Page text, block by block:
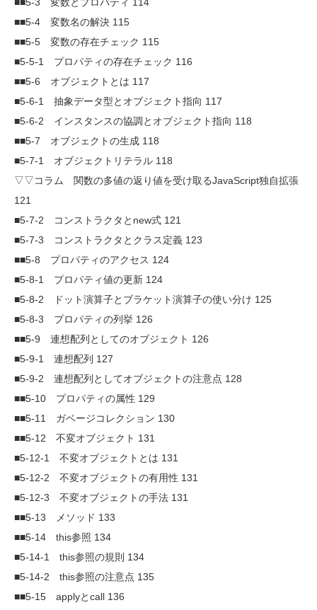
■■5-4 変数名の解決 115
■■5-5 変数の存在チェック 115
■5-5-1 プロパティの存在チェック 116
■■5-6 オブジェクトとは 117
■5-6-1 抽象データ型とオブジェクト指向 117
■5-6-2 インスタンスの協調とオブジェクト指向 118
■■5-7 オブジェクトの生成 118
■5-7-1 オブジェクトリテラル 118
▽▽コラム 関数の多値の返り値を受け取るJavaScript独自拡張
121
■5-7-2 コンストラクタとnew式 121
■5-7-3 コンストラクタとクラス定義 123
■■5-8 プロパティのアクセス 124
■5-8-1 プロパティ値の更新 124
■5-8-2 ドット演算子とブラケット演算子の使い分け 125
■5-8-3 プロパティの列挙 126
■■5-9 連想配列としてのオブジェクト 126
■5-9-1 連想配列 127
■5-9-2 連想配列としてオブジェクトの注意点 128
■■5-10 プロパティの属性 129
■■5-11 ガベージコレクション 130
■■5-12 不変オブジェクト 131
■5-12-1 不変オブジェクトとは 131
■5-12-2 不変オブジェクトの有用性 131
■5-12-3 不変オブジェクトの手法 131
■■5-13 メソッド 133
■■5-14 this参照 134
■5-14-1 this参照の規則 134
■5-14-2 this参照の注意点 135
■■5-15 applyとcall 136